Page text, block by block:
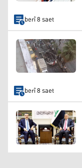
berî 8 saet
berî 8 saet